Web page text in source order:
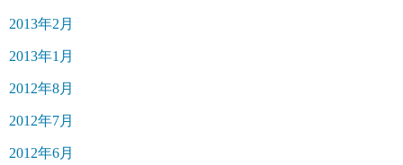
2013年2月
2013年1月
2012年8月
2012年7月
2012年6月